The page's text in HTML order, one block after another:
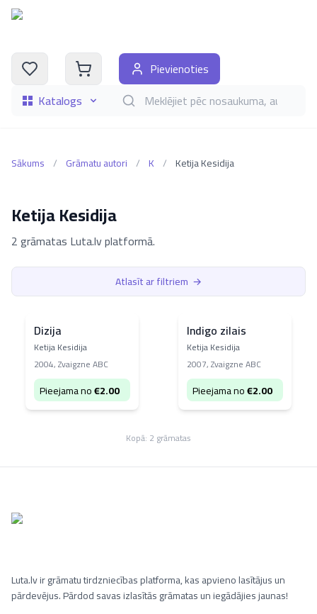
Katalogs Meklēt grāmatas pēc nosaukuma, autora,
Pievienoties
Sākums / Grāmatu autori / K / Ketija Kesidija
Ketija Kesidija
2 grāmatas Luta.lv platformā.
Atlasīt ar filtriem →
Dizija
Ketija Kesidija
2004,Zvaigzne ABC
Pieejama no€2.00
Indigo zilais
Ketija Kesidija
2007,Zvaigzne ABC
Pieejama no€2.00
Kopā: 2 grāmatas
Luta.lv ir grāmatu tirdzniecības platforma, kas apvieno lasītājus un
pārdevējus. Pārdod savas izlasītās grāmatas un iegādājies jaunas!